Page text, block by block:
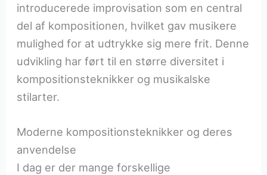
introducerede improvisation som en central
del af kompositionen, hvilket gav musikere
mulighed for at udtrykke sig mere frit. Denne
udvikling har ført til en større diversitet i
kompositionsteknikker og musikalske
stilarter.
Moderne kompositionsteknikker og deres
anvendelse
I dag er der mange forskellige